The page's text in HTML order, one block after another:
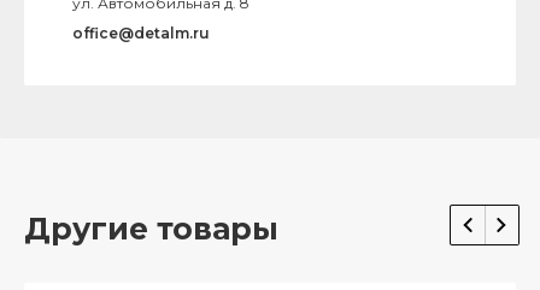
office@detalm.ru
Другие товары